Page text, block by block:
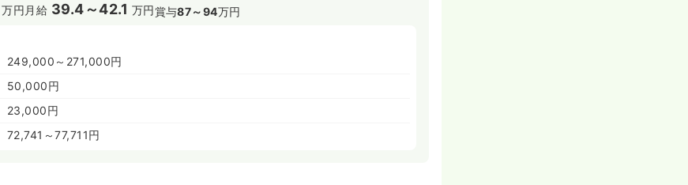
万円 月給 39.4～42.1 万円賞与87～94万円
249,000～271,000円
50,000円
23,000円
72,741～77,711円